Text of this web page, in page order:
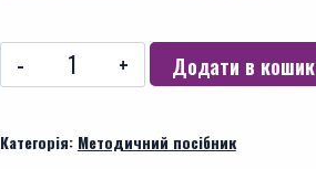
Тренінгові
вправи
початківців
Додати в кошик
Категорія: Методичний посібник